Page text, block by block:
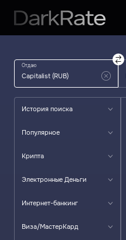
Отдаю
История поиска
Популярное
Крипта
Электронные Деньги
Интернет-банкинг
Виза/МастерКард